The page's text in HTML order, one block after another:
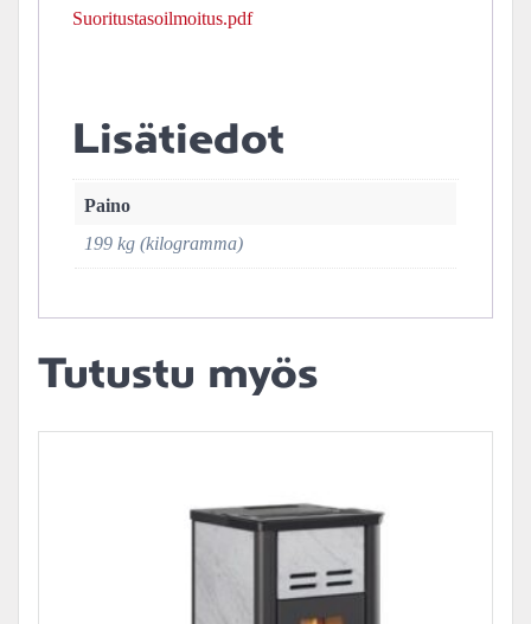
Suoritustasoilmoitus.pdf
Lisätiedot
Paino
199 kg (kilogramma)
Tutustu myös